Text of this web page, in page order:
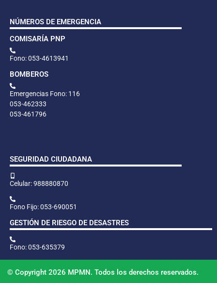
NÚMEROS DE EMERGENCIA
COMISARÍA PNP
Fono: 053-4613941
BOMBEROS
Emergencias Fono: 116
053-462333
053-461796
SEGURIDAD CIUDADANA
Celular: 988880870
Fono Fijo: 053-690051
GESTIÓN DE RIESGO DE DESASTRES
Fono: 053-635379
© Copyright 2026 MPMN. Todos los derechos reservados.